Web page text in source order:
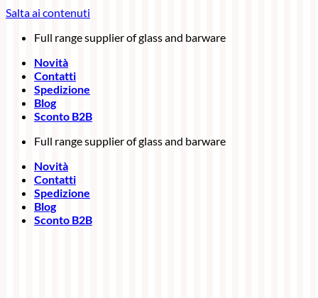
Salta ai contenuti
Full range supplier of glass and barware
Novità
Contatti
Spedizione
Blog
Sconto B2B
Full range supplier of glass and barware
Novità
Contatti
Spedizione
Blog
Sconto B2B